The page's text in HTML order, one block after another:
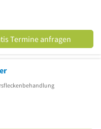
Termine anfragen